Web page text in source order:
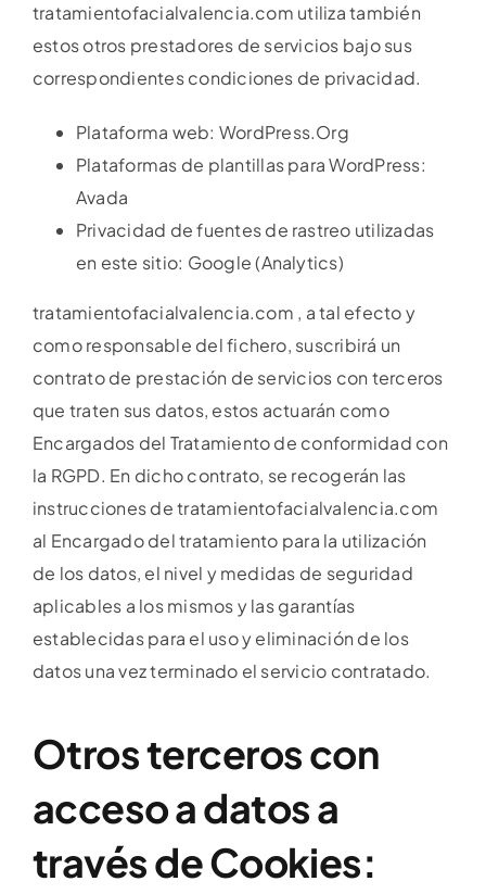
tratamientofacialvalencia.com utiliza también
estos otros prestadores de servicios bajo sus
correspondientes condiciones de privacidad.
Plataforma web: WordPress.Org
Plataformas de plantillas para WordPress:
Avada
Privacidad de fuentes de rastreo utilizadas
en este sitio: Google (Analytics)
tratamientofacialvalencia.com , a tal efecto y
como responsable del fichero, suscribirá un
contrato de prestación de servicios con terceros
que traten sus datos, estos actuarán como
Encargados del Tratamiento de conformidad con
la RGPD. En dicho contrato, se recogerán las
instrucciones de tratamientofacialvalencia.com
al Encargado del tratamiento para la utilización
de los datos, el nivel y medidas de seguridad
aplicables a los mismos y las garantías
establecidas para el uso y eliminación de los
datos una vez terminado el servicio contratado.
Otros terceros con
acceso a datos a
través de Cookies: